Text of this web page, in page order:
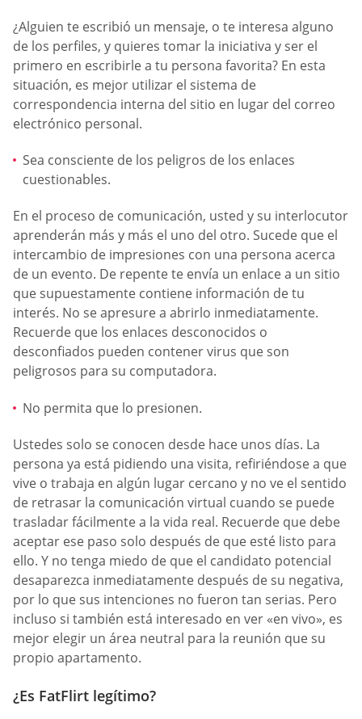
¿Alguien te escribió un mensaje, o te interesa alguno
de los perfiles, y quieres tomar la iniciativa y ser el
primero en escribirle a tu persona favorita? En esta
situación, es mejor utilizar el sistema de
correspondencia interna del sitio en lugar del correo
electrónico personal.
Sea consciente de los peligros de los enlaces
cuestionables.
En el proceso de comunicación, usted y su interlocutor
aprenderán más y más el uno del otro. Sucede que el
intercambio de impresiones con una persona acerca
de un evento. De repente te envía un enlace a un sitio
que supuestamente contiene información de tu
interés. No se apresure a abrirlo inmediatamente.
Recuerde que los enlaces desconocidos o
desconfiados pueden contener virus que son
peligrosos para su computadora.
No permita que lo presionen.
Ustedes solo se conocen desde hace unos días. La
persona ya está pidiendo una visita, refiriéndose a que
vive o trabaja en algún lugar cercano y no ve el sentido
de retrasar la comunicación virtual cuando se puede
trasladar fácilmente a la vida real. Recuerde que debe
aceptar ese paso solo después de que esté listo para
ello. Y no tenga miedo de que el candidato potencial
desaparezca inmediatamente después de su negativa,
por lo que sus intenciones no fueron tan serias. Pero
incluso si también está interesado en ver «en vivo», es
mejor elegir un área neutral para la reunión que su
propio apartamento.
¿Es FatFlirt legítimo?